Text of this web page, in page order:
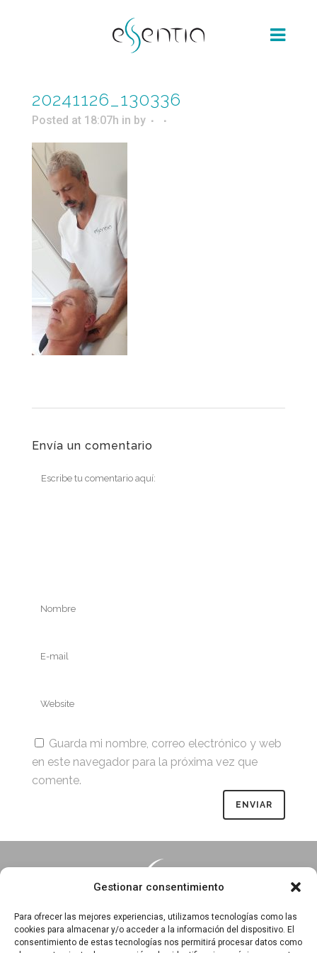
Gestionar consentimiento
Para ofrecer las mejores experiencias, utilizamos tecnologías como las
cookies para almacenar y/o acceder a la información del dispositivo. El
consentimiento de estas tecnologías nos permitirá procesar datos como
20241126_130336
Posted at 18:07h in by
Envía un comentario
Guarda mi nombre, correo electrónico y web
en este navegador para la próxima vez que
comente.